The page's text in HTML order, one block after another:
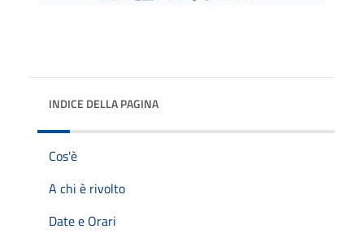
INDICE DELLA PAGINA
Cos'è
A chi è rivolto
Date e Orari